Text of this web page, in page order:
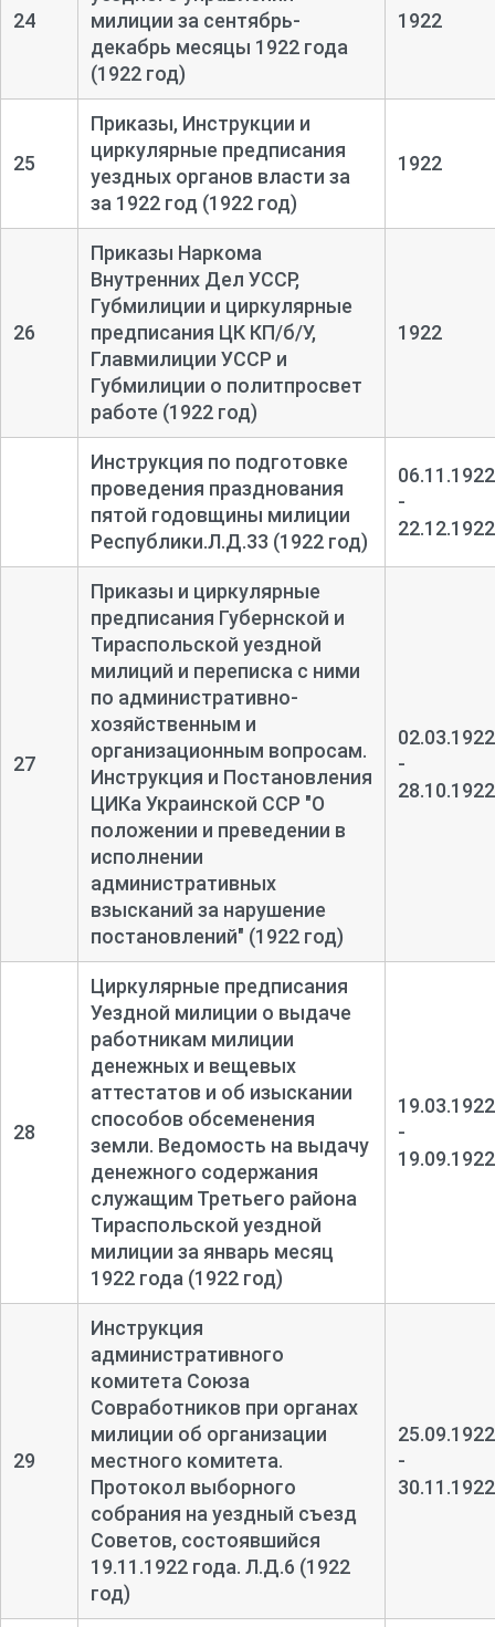
24
милиции за сентябрь-
декабрь месяцы 1922 года
(1922 год)
1922
25
Приказы, Инструкции и
циркулярные предписания
уездных органов власти за
за 1922 год (1922 год)
1922
26
Приказы Наркома
Внутренних Дел УССР,
Губмилиции и циркулярные
предписания ЦК КП/б/У,
Главмилиции УССР и
Губмилиции о политпросвет
работе (1922 год)
1922
Инструкция по подготовке
проведения празднования
пятой годовщины милиции
Республики.Л.Д.33 (1922 год)
06.11.1922
-
22.12.1922
27
Приказы и циркулярные
предписания Губернской и
Тираспольской уездной
милиций и переписка с ними
по административно-
хозяйственным и
организационным вопросам.
Инструкция и Постановления
ЦИКа Украинской ССР "О
положении и преведении в
исполнении
административных
взысканий за нарушение
постановлений" (1922 год)
02.03.1922
-
28.10.1922
28
Циркулярные предписания
Уездной милиции о выдаче
работникам милиции
денежных и вещевых
аттестатов и об изыскании
способов обсеменения
земли. Ведомость на выдачу
денежного содержания
служащим Третьего района
Тираспольской уездной
милиции за январь месяц
1922 года (1922 год)
19.03.1922
-
19.09.1922
29
Инструкция
административного
комитета Союза
Совработников при органах
милиции об организации
местного комитета.
Протокол выборного
собрания на уездный съезд
Советов, состоявшийся
19.11.1922 года. Л.Д.6 (1922
год)
25.09.1922
-
30.11.1922